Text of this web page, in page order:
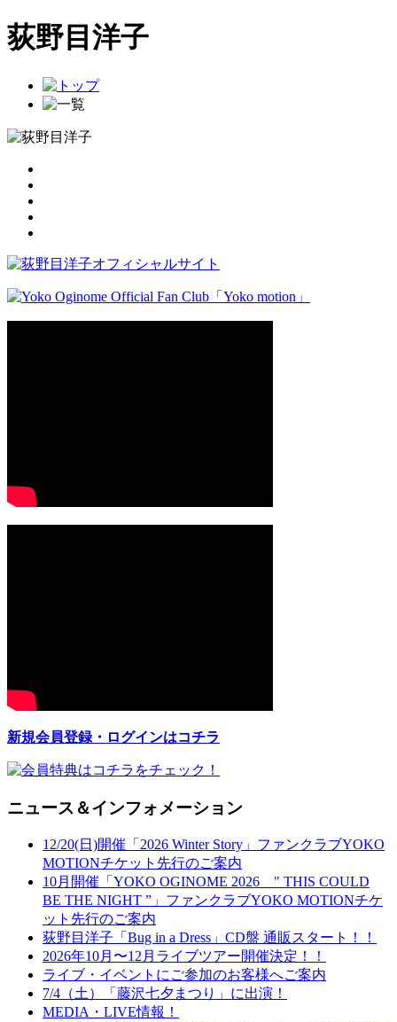
荻野目洋子
新規会員登録・ログインはコチラ
ニュース＆インフォメーション
12/20(日)開催「2026 Winter Story」ファンクラブYOKO
MOTIONチケット先行のご案内
10月開催「YOKO OGINOME 2026 " THIS COULD
BE THE NIGHT ”」ファンクラブYOKO MOTIONチケ
ット先行のご案内
荻野目洋子「Bug in a Dress」CD盤 通販スタート！！
2026年10月〜12月ライブツアー開催決定！！
ライブ・イベントにご参加のお客様へご案内
7/4（土）「藤沢七夕まつり」に出演！
MEDIA・LIVE情報！